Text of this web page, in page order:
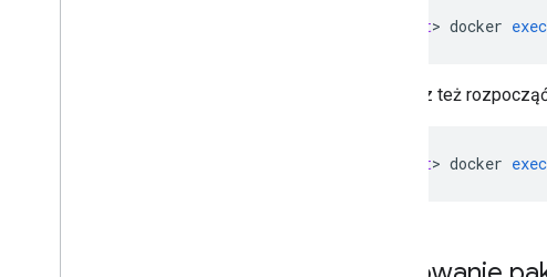
@host> docker exec
Możesz też
@host> docker exec